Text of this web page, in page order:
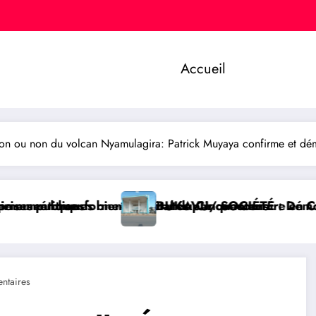
Accueil
ou non du volcan Nyamulagira: Patrick Muyaya confirme et
par concours
du Cinquantenaire en Centre Hospitalier
BUKAVU/ SOCIÉTÉ : Démolition de la Paroisse